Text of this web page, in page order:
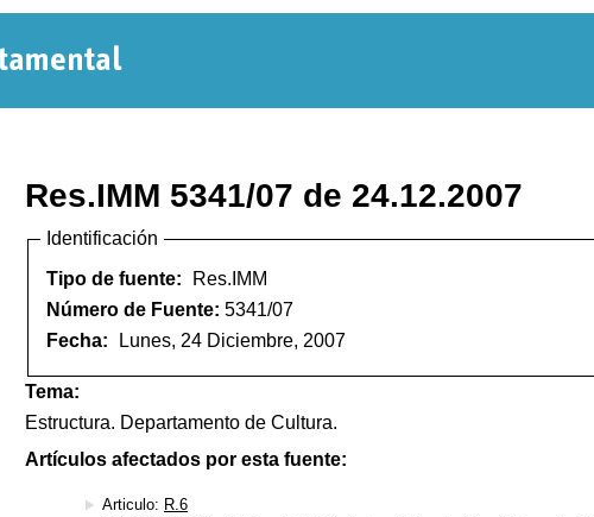
Res.IMM 5341/07 de 24.12.2007
Identificación
Tipo de fuente:
Res.IMM
Número de Fuente: 5341/07
Fecha:
Lunes, 24 Diciembre, 2007
Tema:
Estructura. Departamento de Cultura.
Artículos afectados por esta fuente:
Articulo: R.6